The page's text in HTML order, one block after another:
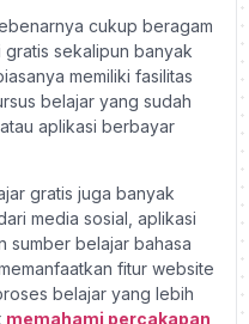
cukup beragam
sekalipun banyak
memiliki fasilitas
belajar yang sudah
atau aplikasi berbayar
gratis juga banyak
media sosial, aplikasi
sumber belajar bahasa
fitur website
belajar yang lebih
memahami percakapan